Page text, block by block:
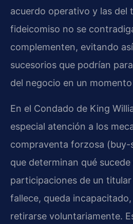
acuerdo operativo y las del
fideicomiso no se
complementen, evitando
sucesorios que podrían
del negocio en un
En el Condado de King
especial atención a los
compraventa forzosa (buy-
que determinan qué sucede
participaciones de un
fallece, queda
retirarse voluntariamente.